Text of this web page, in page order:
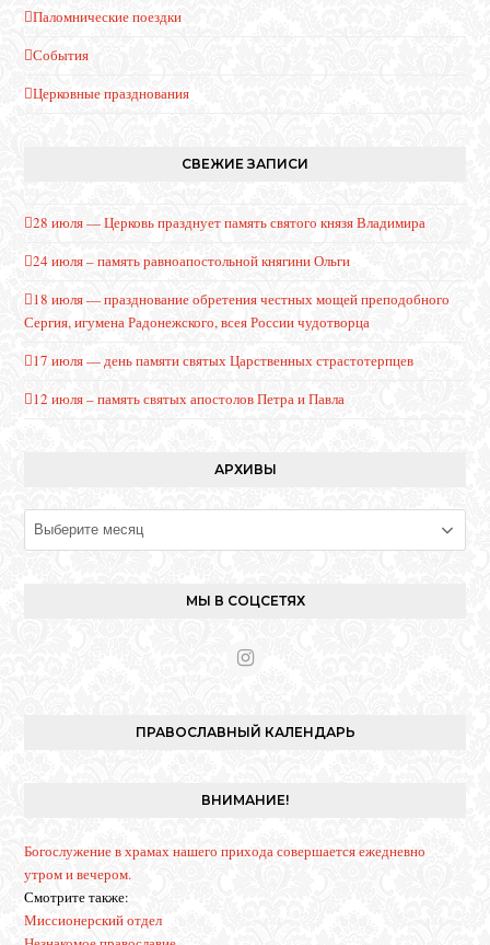
Паломнические поездки
События
Церковные празднования
СВЕЖИЕ ЗАПИСИ
28 июля — Церковь празднует память святого князя Владимира
24 июля – память равноапостольной княгини Ольги
18 июля — празднование обретения честных мощей преподобного
Сергия, игумена Радонежского, всея России чудотворца
17 июля — день памяти святых Царственных страстотерпцев
12 июля – память святых апостолов Петра и Павла
АРХИВЫ
Архивы
МЫ В СОЦСЕТЯХ
I
t
a
ПРАВОСЛАВНЫЙ КАЛЕНДАРЬ
ВНИМАНИЕ!
Богослужение в храмах нашего прихода совершается ежедневно
утром и вечером.
Смотрите также:
Миссионерский отдел